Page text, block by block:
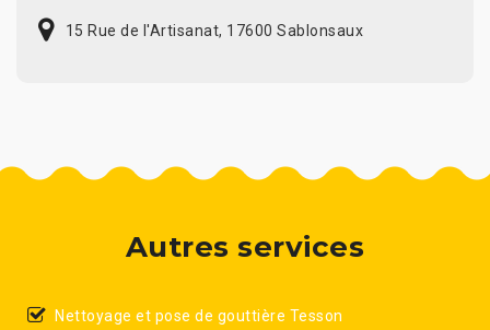
15 Rue de l'Artisanat, 17600 Sablonsaux
Autres services
Nettoyage et pose de gouttière Tesson